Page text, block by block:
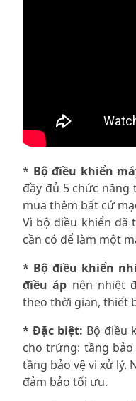
* Bộ điều khiển
đầy đủ 5 chức
mua thêm bất cứ
Vì bộ điều khiển đã
cần có để làm một
* Bộ điều khiển
điều áp nên nhiệt
theo thời gian, thiết
* Đặc biệt: Bộ điều
cho trứng: tầng bảo
tầng bảo vệ vi xử lý.
đảm bảo tối ưu.